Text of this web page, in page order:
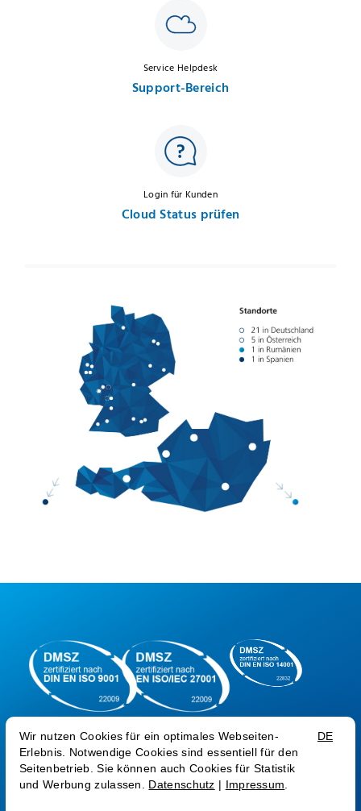
Service Helpdesk
Support-Bereich
Login für Kunden
Cloud Status prüfen